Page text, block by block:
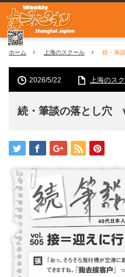
ホーム 上海のスクール 続・筆
2026/5/22 上海のス
続・筆談の落とし穴